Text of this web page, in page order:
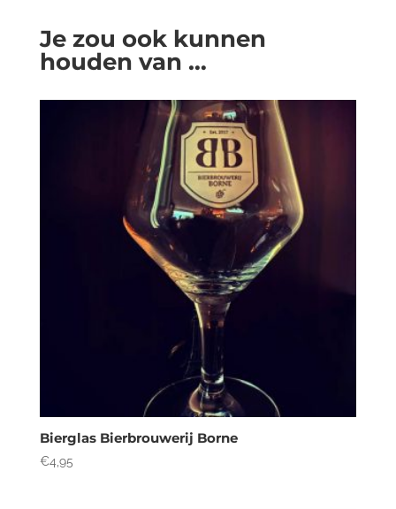
Je zou ook kunnen
houden van …
Bierglas Bierbrouwerij Borne
€4,95